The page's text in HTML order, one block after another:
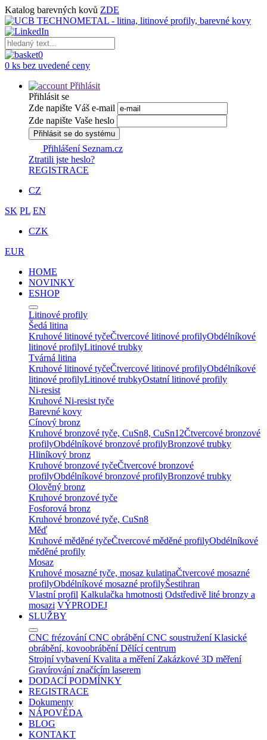
Katalog barevných kovů ZDE
0
0 ks bez uvedené ceny
Přihlásit
Přihlásit se
Zde napište Váš e-mail
Zde napište Vaše heslo
Přihlásit se do systému
Přihlášení Seznam.cz
Ztratili jste heslo?
REGISTRACE
CZ
SK PL EN
CZK
EUR
HOME
NOVINKY
ESHOP
Litinové profily
Šedá litina
Kruhové litinové tyčeČtvercové litinové profilyObdélníkové
litinové profilyLitinové trubky
Tvárná litina
Kruhové litinové tyčeČtvercové litinové profilyObdélníkové
litinové profilyLitinové trubkyOstatní litinové profily
Ni-resist
Kruhové Ni-resist tyče
Barevné kovy
Cínový bronz
Kruhové bronzové tyče, CuSn8, CuSn12Čtvercové bronzové
profilyObdélníkové bronzové profilyBronzové trubky
Hliníkový bronz
Kruhové bronzové tyčeČtvercové bronzové
profilyObdélníkové bronzové profilyBronzové trubky
Olověný bronz
Kruhové bronzové tyče
Fosforová bronz
Kruhové bronzové tyče, CuSn8
Měď
Kruhové měděné tyčeČtvercové měděné profilyObdélníkové
měděné profily
Mosaz
Kruhové mosazné tyče, mosaz kulatinaČtvercové mosazné
profilyObdélníkové mosazné profilyŠestihran
Vlastní profil Kalkulačka hmotnosti Odstředivě lité bronzy a
mosazi VÝPRODEJ
SLUŽBY
CNC frézování CNC obrábění CNC soustružení Klasické
obrábění, kovoobrábění Dělící centrum
Strojní vybavení Kvalita a měření Zakázkové 3D měření
Gravírování značícím laserem
DODACÍ PODMÍNKY
REGISTRACE
Dokumenty
NÁPOVĚDA
BLOG
KONTAKT